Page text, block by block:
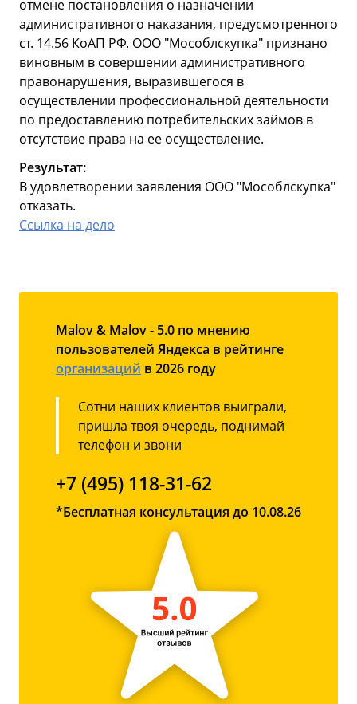
отмене постановления о назначении
административного наказания, предусмотренного
ст. 14.56 КоАП РФ. ООО "Мособлскупка" признано
виновным в совершении административного
правонарушения, выразившегося в
осуществлении профессиональной деятельности
по предоставлению потребительских займов в
отсутствие права на ее осуществление.
Результат:
В удовлетворении заявления ООО "Мособлскупка"
отказать.
Ссылка на дело
Malov & Malov - 5.0 по мнению
пользователей Яндекса в рейтинге
организаций в 2026 году
Сотни наших клиентов выиграли,
пришла твоя очередь, поднимай
телефон и звони
+7 (495) 118-31-62
*Бесплатная консультация до 10.08.26